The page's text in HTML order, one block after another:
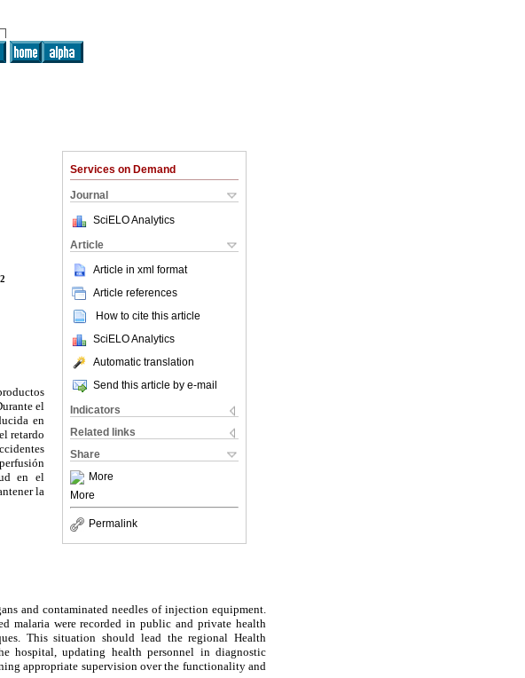
Services on Demand
Journal
SciELO Analytics
Article
Article in xml format
Article references
How to cite this article
SciELO Analytics
Automatic translation
Send this article by e-mail
Indicators
Related links
Share
More
More
Permalink
2
el
en
retardo
en el
la
and contaminated needles of injection equipment.
malaria were recorded in public and private health
This situation should lead the regional Health
hospital, updating health personnel in diagnostic
appropriate supervision over the functionality and